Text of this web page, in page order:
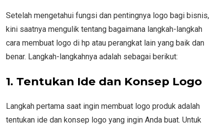
Setelah mengetahui fungsi dan pentingnya logo bagi bisnis,
kini saatnya mengulik tentang bagaimana langkah-langkah
cara membuat logo di hp atau perangkat lain yang baik dan
benar. Langkah-langkahnya adalah sebagai berikut:
1. Tentukan Ide dan Konsep Logo
Langkah pertama saat ingin membuat logo produk adalah
tentukan ide dan konsep logo yang ingin Anda buat. Untuk